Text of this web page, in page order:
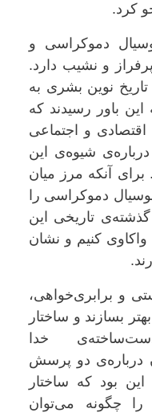
.
دموکراسی و
و نشیب دارد.
نوین بشری به
باور رسیدند که
و اجتماعی
شیوه‌ی این
آنکه مرز میان
دموکراسی را
تاریخی این
کنیم و نشان
.
و برابری‌خواهی،
بسازند و ساختار
خدا
دو پرسش
بود که ساختار
چگونه می‌توان